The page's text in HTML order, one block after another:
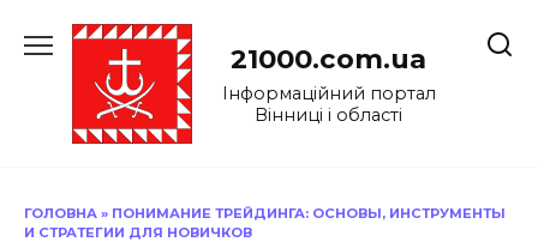
до
21000.com.ua
Інформаційний портал
Вінниці і області
ГОЛОВНА » ПОНИМАНИЕ ТРЕЙДИНГА: ОСНОВЫ, ИНСТРУМЕНТЫ
И СТРАТЕГИИ ДЛЯ НОВИЧКОВ